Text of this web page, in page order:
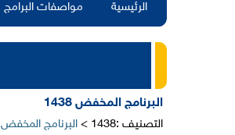
مواصفات البرامج الرئيسية
البرنامج المخفض 1438
التصنيف :1438 > البرنامج المخفض 1438